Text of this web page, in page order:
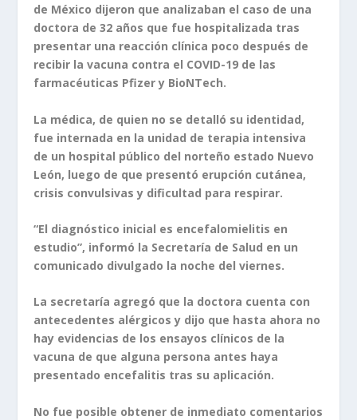
de México dijeron que analizaban el caso de una
doctora de 32 años que fue hospitalizada tras
presentar una reacción clínica poco después de
recibir la vacuna contra el COVID-19 de las
farmacéuticas Pfizer y BioNTech.
La médica, de quien no se detalló su identidad,
fue internada en la unidad de terapia intensiva
de un hospital público del norteño estado Nuevo
León, luego de que presentó erupción cutánea,
crisis convulsivas y dificultad para respirar.
“El diagnóstico inicial es encefalomielitis en
estudio”, informó la Secretaría de Salud en un
comunicado divulgado la noche del viernes.
La secretaría agregó que la doctora cuenta con
antecedentes alérgicos y dijo que hasta ahora no
hay evidencias de los ensayos clínicos de la
vacuna de que alguna persona antes haya
presentado encefalitis tras su aplicación.
No fue posible obtener de inmediato comentarios